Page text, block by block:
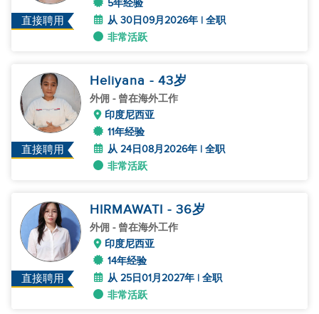
直接聘用
5年经验
从 30日09月2026年 | 全职
非常活跃
直接聘用
Heliyana - 43岁
外佣 - 曾在海外工作
印度尼西亚
11年经验
从 24日08月2026年 | 全职
非常活跃
直接聘用
HIRMAWATI - 36岁
外佣 - 曾在海外工作
印度尼西亚
14年经验
从 25日01月2027年 | 全职
非常活跃